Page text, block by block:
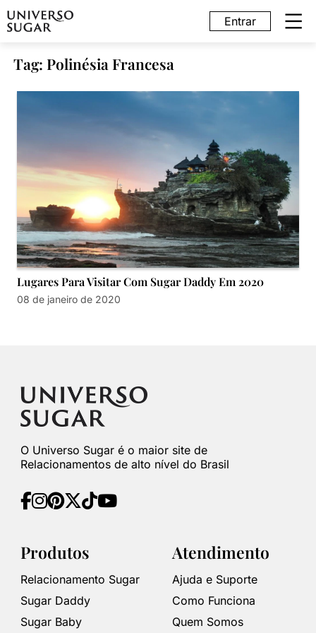
Entrar
Tag: Polinésia Francesa
Lugares Para Visitar Com Sugar Daddy Em 2020
08 de janeiro de 2020
O Universo Sugar é o maior site de
Relacionamentos de alto nível do Brasil
Produtos
Relacionamento Sugar
Sugar Daddy
Sugar Baby
Atendimento
Ajuda e Suporte
Como Funciona
Quem Somos